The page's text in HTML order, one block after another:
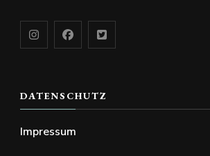
DATENSCHUTZ
Impressum